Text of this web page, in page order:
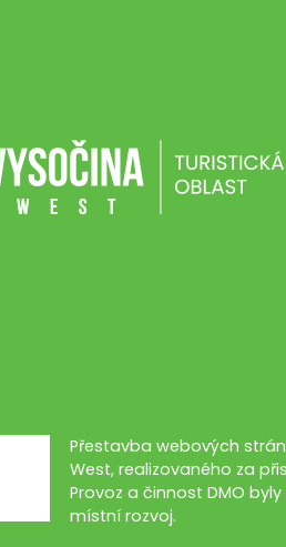
Přestavba webových
West, realizovaného za
Provoz a činnost DMO
místní rozvoj.